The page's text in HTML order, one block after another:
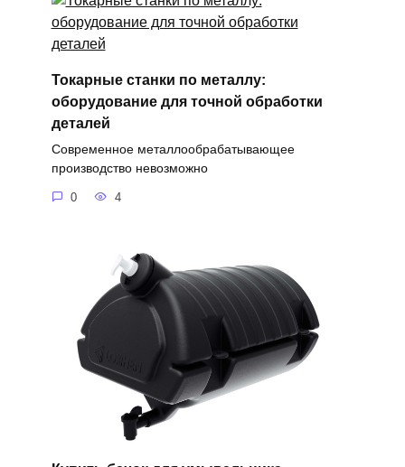
Токарные станки по металлу:
оборудование для точной обработки
деталей
Современное металлообрабатывающее
производство невозможно
0 4